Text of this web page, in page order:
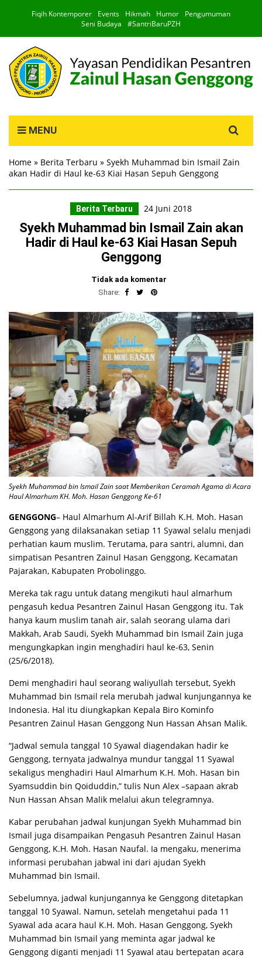
Fiqih Kontemporer Events Hikmah Humor
Pengumuman
Seni Budaya
#SantriBaruPZH
MENU
for:
Home » Berita Terbaru » Syekh Muhammad bin Ismail Zain
akan Hadir di Haul ke-63 Kiai Hasan Sepuh Genggong
Berita Terbaru 24 Juni 2018
Syekh Muhammad bin Ismail Zain akan
Hadir di Haul ke-63 Kiai Hasan Sepuh
Genggong
Tidak ada komentar
Share:
Syekh Muhammad bin Ismail Zain saat Memberikan Ceramah Agama di Acara
Haul Almarhum KH. Moh. Hasan Genggong Ke-61
GENGGONG– Haul Almarhum Al-Arif Billah K.H. Moh. Hasan
Genggong yang dilaksanakan setiap 11 Syawal selalu menjadi
perhatian kaum muslim. Terutama, para santri, alumni, dan
simpatisan Pesantren Zainul Hasan Genggong, Kecamatan
Pajarakan, Kabupaten Probolinggo.
Mereka tak ragu untuk datang mengikuti haul almarhum
pengasuh kedua Pesantren Zainul Hasan Genggong itu. Tak
hanya kaum muslim tanah air, salah seorang ulama dari
Makkah, Arab Saudi, Syekh Muhammad bin Ismail Zain juga
mengungkapkan ingin menghadiri haul ke-63, Senin
(25/6/2018).
Demi menghadiri haul seorang waliyullah tersebut, Syekh
Muhammad bin Ismail rela merubah jadwal kunjungannya ke
Indonesia. Hal itu diungkapkan Kepala Biro Kominfo
Pesantren Zainul Hasan Genggong Nun Hassan Ahsan Malik.
“Jadwal semula tanggal 10 Syawal diagendakan hadir ke
Genggong, ternyata jadwalnya mundur tanggal 11 Syawal
sekaligus menghadiri Haul Almarhum K.H. Moh. Hasan bin
Syamsuddin bin Qoiduddin,” tulis Nun Alex –sapaan akrab
Nun Hassan Ahsan Malik melalui akun telegramnya.
Kabar perubahan jadwal kunjungan Syekh Muhammad bin
Ismail juga disampaikan Pengasuh Pesantren Zainul Hasan
Genggong, K.H. Moh. Hasan Naufal. Ia mengaku, menerima
informasi perubahan jabwal ini dari ajudan Syekh
Muhammad bin Ismail.
Sebelumnya, jadwal kunjungannya ke Genggong ditetapkan
tanggal 10 Syawal. Namun, setelah mengetahui pada 11
Syawal ada acara haul K.H. Moh. Hasan Genggong, Syekh
Muhammad bin Ismail yang meminta agar jadwal ke
Genggong diganti menjadi 11 Syawal atau bertepatan acara